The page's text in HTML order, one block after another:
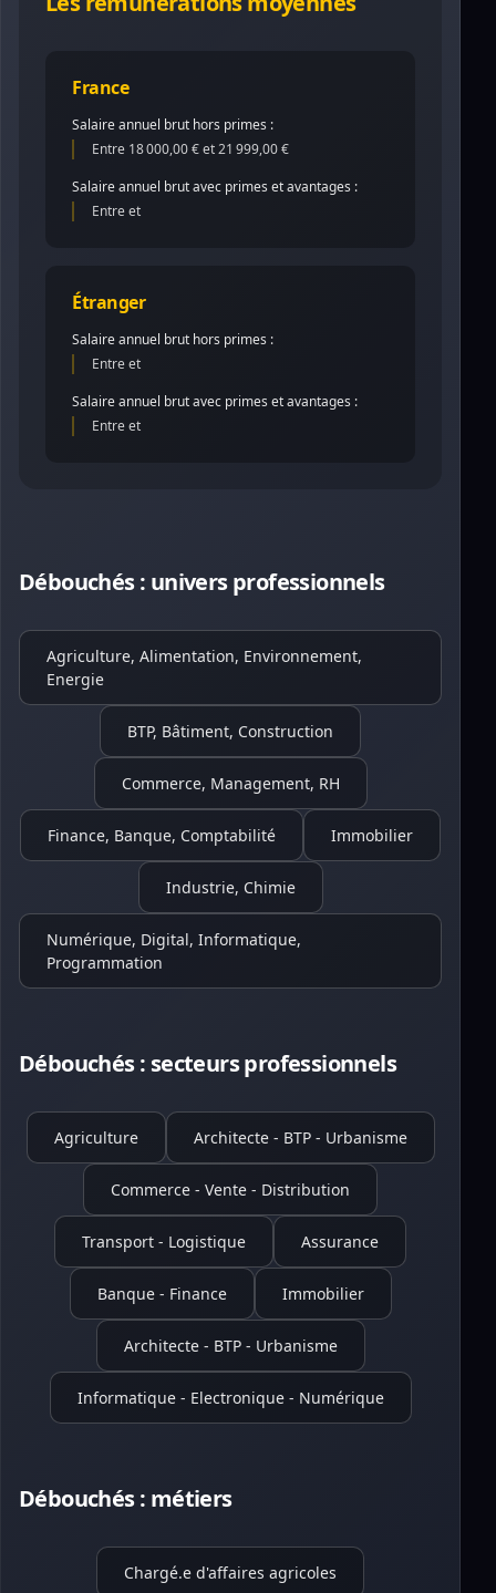
France
Salaire annuel brut hors primes :
Entre 18 000,00 € et 21 999,00 €
Salaire annuel brut avec primes et avantages :
Entre et
Étranger
Salaire annuel brut hors primes :
Entre et
Salaire annuel brut avec primes et avantages :
Entre et
Débouchés : univers professionnels
Agriculture, Alimentation, Environnement,
Energie
BTP, Bâtiment, Construction
Commerce, Management, RH
Finance, Banque, Comptabilité Immobilier
Industrie, Chimie
Numérique, Digital, Informatique,
Programmation
Débouchés : secteurs professionnels
Agriculture Architecte - BTP - Urbanisme
Commerce - Vente - Distribution
Transport - Logistique Assurance
Banque - Finance Immobilier
Architecte - BTP - Urbanisme
Informatique - Electronique - Numérique
Débouchés : métiers
Chargé.e d'affaires agricoles